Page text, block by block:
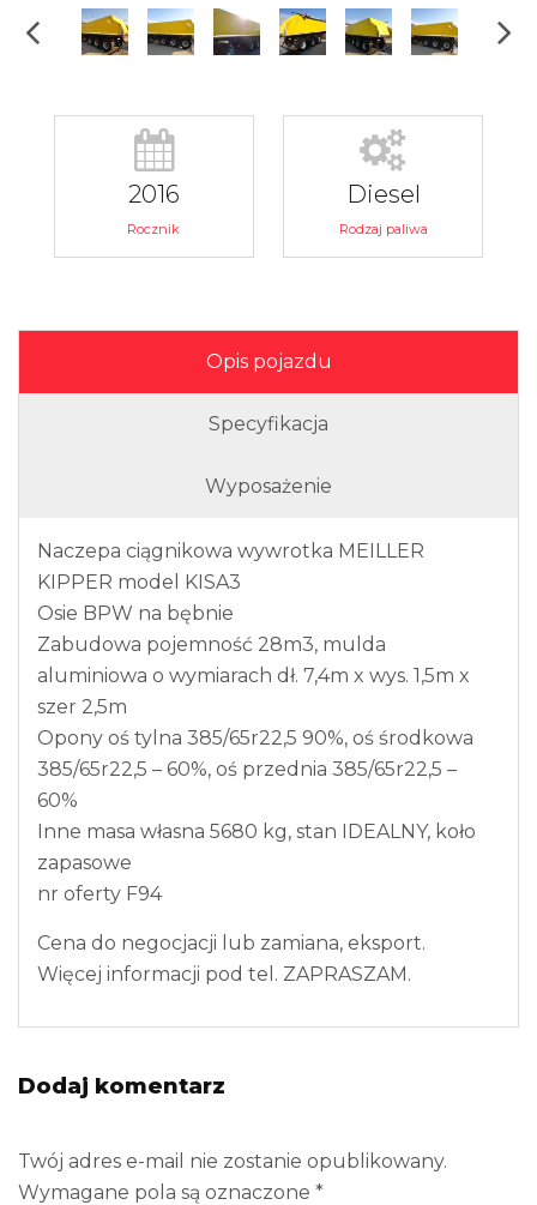
2016
Rocznik
Diesel
Rodzaj paliwa
Opis pojazdu
Specyfikacja
Wyposażenie
Naczepa ciągnikowa wywrotka MEILLER
KIPPER model KISA3
Osie BPW na bębnie
Zabudowa pojemność 28m3, mulda
aluminiowa o wymiarach dł. 7,4m x wys. 1,5m x
szer 2,5m
Opony oś tylna 385/65r22,5 90%, oś środkowa
385/65r22,5 – 60%, oś przednia 385/65r22,5 –
60%
Inne masa własna 5680 kg, stan IDEALNY, koło
zapasowe
nr oferty F94
Cena do negocjacji lub zamiana, eksport.
Więcej informacji pod tel. ZAPRASZAM.
Dodaj komentarz
Twój adres e-mail nie zostanie opublikowany.
Wymagane pola są oznaczone *